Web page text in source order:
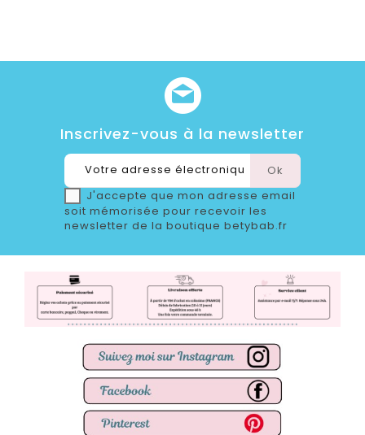
Inscrivez-vous à la newsletter
J'accepte que mon adresse email
soit mémorisée pour recevoir les
newsletter de la boutique betybab.fr